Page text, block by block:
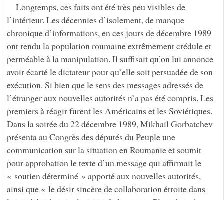
Longtemps, ces faits ont été très peu visibles de
l’intérieur. Les décennies d’isolement, de manque
chronique d’informations, en ces jours de décembre 1989
ont rendu la population roumaine extrêmement crédule et
perméable à la manipulation. Il suffisait qu’on lui annonce
avoir écarté le dictateur pour qu’elle soit persuadée de son
exécution. Si bien que le sens des messages adressés de
l’étranger aux nouvelles autorités n’a pas été compris. Les
premiers à réagir furent les Américains et les Soviétiques.
Dans la soirée du 22 décembre 1989, Mikhaïl Gorbatchev
présenta au Congrès des députés du Peuple une
communication sur la situation en Roumanie et soumit
pour approbation le texte d’un message qui affirmait le
« soutien déterminé » apporté aux nouvelles autorités,
ainsi que « le désir sincère de collaboration étroite dans